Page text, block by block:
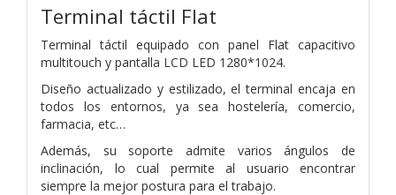
Terminal táctil Flat
Terminal táctil equipado con panel Flat capacitivo
multitouch y pantalla LCD LED 1280*1024.
Diseño actualizado y estilizado, el terminal encaja en
todos los entornos, ya sea hostelería, comercio,
farmacia, etc…
Además, su soporte admite varios ángulos de
inclinación, lo cual permite al usuario encontrar
siempre la mejor postura para el trabajo.